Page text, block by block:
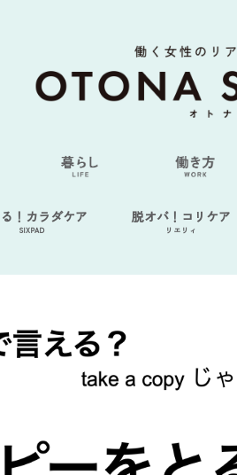
！カラダケア
SIXPAD
脱オバ！コリケア
リエリィ